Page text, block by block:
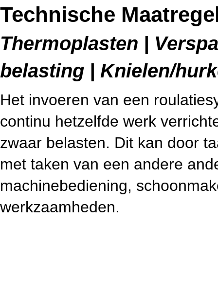
Technische
Thermoplasten |
belasting | Knielen/
Het invoeren van een
continu hetzelfde werk
zwaar belasten. Dit kan door
met taken van een andere
machinebediening,
werkzaamheden.